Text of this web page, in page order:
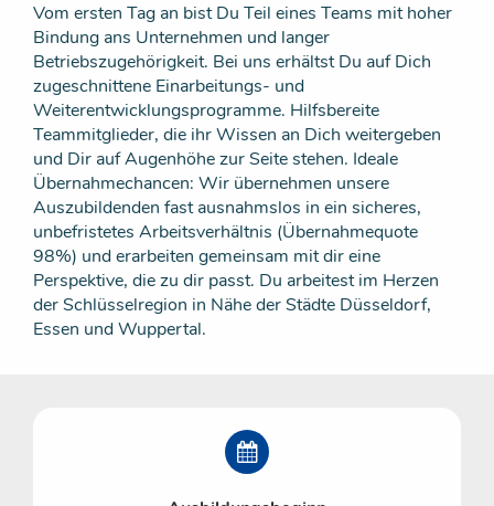
Vom ersten Tag an bist Du Teil eines Teams mit hoher
Bindung ans Unternehmen und langer
Betriebszugehörigkeit. Bei uns erhältst Du auf Dich
zugeschnittene Einarbeitungs- und
Weiterentwicklungsprogramme. Hilfsbereite
Teammitglieder, die ihr Wissen an Dich weitergeben
und Dir auf Augenhöhe zur Seite stehen. Ideale
Übernahmechancen: Wir übernehmen unsere
Auszubildenden fast ausnahmslos in ein sicheres,
unbefristetes Arbeitsverhältnis (Übernahmequote
98%) und erarbeiten gemeinsam mit dir eine
Perspektive, die zu dir passt. Du arbeitest im Herzen
der Schlüsselregion in Nähe der Städte Düsseldorf,
Essen und Wuppertal.